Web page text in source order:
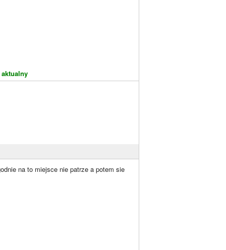
na to miejsce nie patrze a potem sie